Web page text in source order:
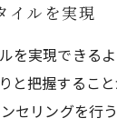
イルを実現
を実現できる
と把握するこ
セリングを行